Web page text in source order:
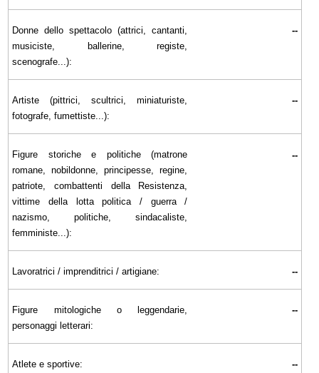
Donne dello spettacolo (attrici, cantanti,
musiciste, ballerine, registe,
scenografe...):
--
Artiste (pittrici, scultrici, miniaturiste,
fotografe, fumettiste...):
--
Figure storiche e politiche (matrone
romane, nobildonne, principesse, regine,
patriote, combattenti della Resistenza,
vittime della lotta politica / guerra /
nazismo, politiche, sindacaliste,
femministe...):
--
Lavoratrici / imprenditrici / artigiane: --
Figure mitologiche o leggendarie,
personaggi letterari:
--
Atlete e sportive: --